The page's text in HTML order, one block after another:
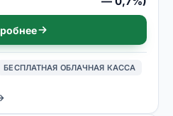
БЕСПЛАТНАЯ ОБЛАЧНАЯ КАССА